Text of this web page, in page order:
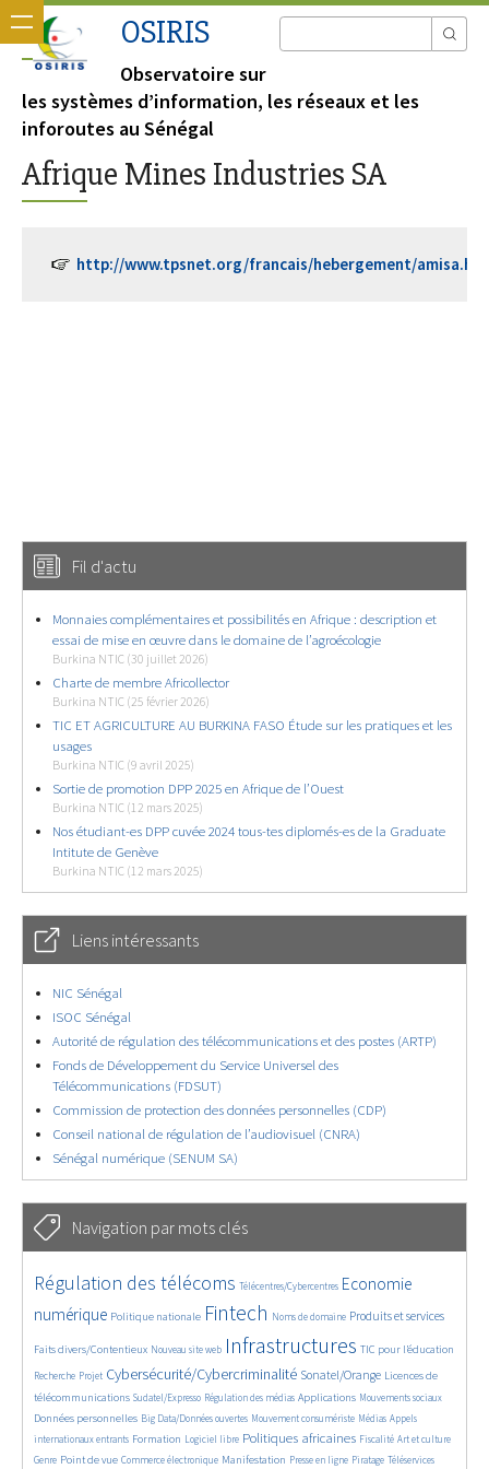
OSIRIS
Observatoire sur
les systèmes d’information, les réseaux et les
inforoutes au Sénégal
Afrique Mines Industries SA
http://www.tpsnet.org/francais/hebergement/
Fil d'actu
Monnaies complémentaires et possibilités en Afrique : description et
essai de mise en œuvre dans le domaine de l’agroécologie
Burkina NTIC (30 juillet 2026)
Charte de membre Africollector
Burkina NTIC (25 février 2026)
TIC ET AGRICULTURE AU BURKINA FASO Étude sur les pratiques et les
usages
Burkina NTIC (9 avril 2025)
Sortie de promotion DPP 2025 en Afrique de l’Ouest
Burkina NTIC (12 mars 2025)
Nos étudiant-es DPP cuvée 2024 tous-tes diplomés-es de la Graduate
Intitute de Genève
Burkina NTIC (12 mars 2025)
Liens intéressants
NIC Sénégal
ISOC Sénégal
Autorité de régulation des télécommunications et des postes (ARTP)
Fonds de Développement du Service Universel des
Télécommunications (FDSUT)
Commission de protection des données personnelles (CDP)
Conseil national de régulation de l’audiovisuel (CNRA)
Sénégal numérique (SENUM SA)
Navigation par mots clés
4789/5754
Régulation des télécoms
359/5754 Télécentres/Cybercentres
3836/5754
Economie
numérique
1884/5754 Politique nationale
5325/5754 Fintech
693/5754 Noms de domaine
2506/5754 Produits et services
1612/5754
Faits divers/Contentieux Nouveau site web Infrastructures TIC pour l’éducation
Recherche
254/5754Projet
3588/5754 Cybersécurité/Cybercriminalité
2346/5754 Sonatel/Orange
1654/5754
Licences de
télécommunications
302/5754 Sudatel/Expresso
1035/5754 Régulation des médias
1581/5754 Applications
1092/5754 Mouvements sociaux
1682/5754
Données personnelles
143/5754 Big Data/Données ouvertes
618/5754 Mouvement consumériste
382/5754 Médias
670/5754
Appels
internationaux entrants
1764/5754 Formation
100/5754 Logiciel libre
2680/5754 Politiques africaines
1143/5754 Fiscalité
179/5754 Art et culture
598/5754
Genre
1865/5754Point de vue
1062/5754 Commerce électronique
1661/5754 Manifestation
330/5754 Presse en ligne
129/5754 Piratage
207/5754 Téléservices
1264/5754